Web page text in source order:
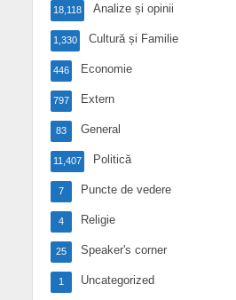
Analize și opinii
18,118
Cultură și Familie
1,330
Economie
446
Extern
797
General
83
Politică
11,407
Puncte de vedere
7
Religie
4
Speaker's corner
25
Uncategorized
1